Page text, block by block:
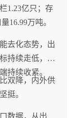
1.23亿只；存
16.99万吨。
去化态势，出
持续走低，均
持续收紧。
双降，内外供
挺。
数据，从出